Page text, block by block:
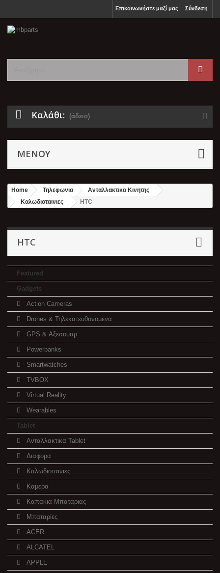
Σύνδεση
Επικοινωνήστε μαζί μας
Καλάθι: (άδειο)
ΜΕΝΟΎ
Home Τηλεφωνια
Ανταλλακτικα Κινητης
Καλωδιοταινιες
HTC
HTC
Featured
Gadgets
Action Cameras
Drones & Τηλεκατευθυνομενα
GPS & Αξεσουαρ
Powerbanks
Smartwatches
TVBOX
Virtual Reality
Wearables
Tablet
Ανταλλακτικα Tablet
Διαφορα
Καλωδιοταινιες
Καμερα
Καπακια Μπαταριας
Μπαταρίες
ACER
ALCATEL
APPLE